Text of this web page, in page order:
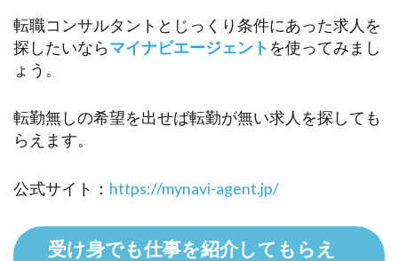
転職コンサルタントとじっくり条件にあった求人を
探したいならマイナビエージェント を使ってみまし
ょう。
転勤無しの希望を出せば転勤が無い求人を探しても
らえます。
公式サイト： https://mynavi-agent.jp/
受け身でも仕事を紹介してもらえ